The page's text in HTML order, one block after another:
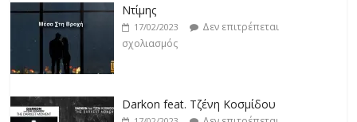
Darkon feat. Τζένη Κοσμίδου
17/02/2023
Δεν επιτρέπεται
σχολιασμός
Νεκτάριος Μαλλάς